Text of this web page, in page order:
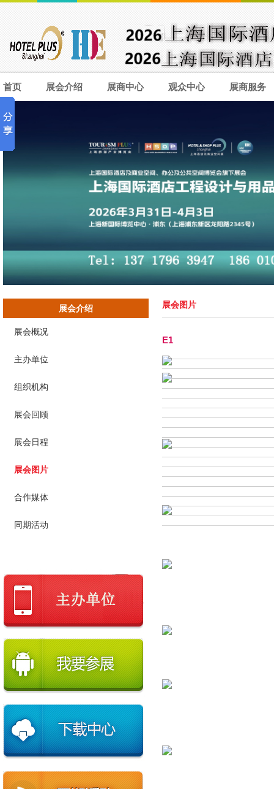
首页 展会介绍 展商中心 观众中心 展商服务
展会介绍
展会概况
主办单位
组织机构
展会回顾
展会日程
展会图片
合作媒体
同期活动
展会图片
E1